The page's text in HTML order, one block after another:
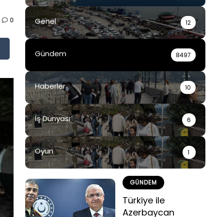
0 Genel 12
Gündem 8497
Haberler 10
İş Dünyası 6
Oyun 1
GÜNDEM
Türkiye ile
Azerbaycan